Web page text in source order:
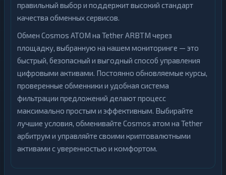
правильный выбор и поддержит высокий стандарт
качества обменных сервисов.
Обмен Cosmos ATOM на Tether ARBTM через
площадку, выбранную на нашем мониторинге — это
быстрый, безопасный и выгодный способ управления
цифровыми активами. Постоянно обновляемые курсы,
проверенные обменники и удобная система
фильтрации предложений делают процесс
максимально простым и эффективным. Выбирайте
лучшие условия, обменивайте Cosmos атом на Tether
арбитрум и управляйте своими криптовалютными
активами с уверенностью и комфортом.